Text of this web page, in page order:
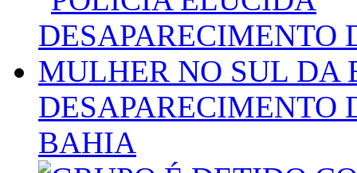
DESAPARECIMENTO
BAHIA